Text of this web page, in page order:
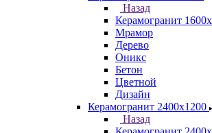
Назад
Керамогранит
Мрамор
Дерево
Оникс
Бетон
Цветной
Дизайн
Керамогранит 2400х1200
Назад